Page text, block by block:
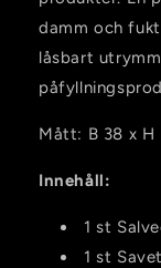
damm och
låsbart
Mått: B 38 x H
Innehåll:
1 st
1 st